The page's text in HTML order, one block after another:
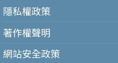
隱私權政策
著作權聲明
網站安全政策